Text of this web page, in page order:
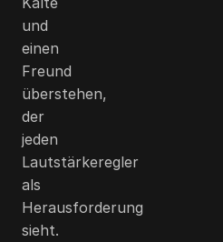
und
einen
Freund
überstehen,
der
jeden
Lautstärkeregler
als
Herausforderung
sieht.